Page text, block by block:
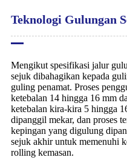
Teknologi Gulungan
Mengikut spesifikasi jalur
sejuk dibahagikan kepada
guling penamat. Proses
ketebalan 14 hingga 16 mm
ketebalan kira-kira 5 hingga
dipanggil mekar, dan proses
kepingan yang digulung
sejuk akhir untuk memenuhi
rolling kemasan.